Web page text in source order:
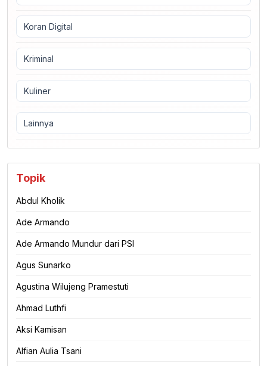
Koran Digital
Kriminal
Kuliner
Lainnya
Topik
Abdul Kholik
Ade Armando
Ade Armando Mundur dari PSI
Agus Sunarko
Agustina Wilujeng Pramestuti
Ahmad Luthfi
Aksi Kamisan
Alfian Aulia Tsani